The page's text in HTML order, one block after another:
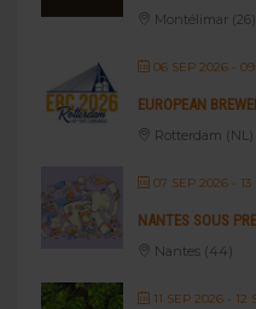
Montélimar (26)
06 SEP 2026- 09
EUROPEAN
Rotterdam (NL)
07 SEP 2026- 13
NANTES SOUS
Nantes (44)
11 SEP 2026- 12